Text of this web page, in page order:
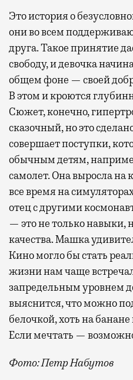
Это история о
они во всем
друга. Такое принятие
свободу, и девочка
общем фоне — своей
В этом и кроются
Сюжет, конечно,
сказочный, но это
совершает поступки,
обычным детям,
самолет. Она выросла на
все время на
отец с другими
— это не только навыки,
качества. Машка
Кино могло бы стать
жизни нам чаще
запредельным уровнем
выяснится, что можно
белочкой, хоть на
Если мечтать —
Фото: Петр Набутов